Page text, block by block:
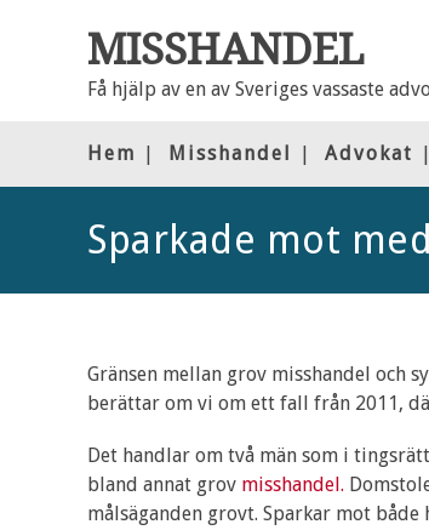
MISSHANDEL
Få hjälp av en av Sveriges vassaste
Hem Misshandel Advokat
Sparkade mot
Gränsen mellan grov misshandel och
berättar om vi om ett fall från 2011,
Det handlar om två män som i
bland annat grov misshandel.
målsäganden grovt. Sparkar mot